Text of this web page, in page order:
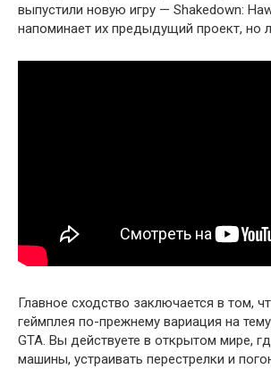
выпустили новую игру — Shakedown:
напоминает их предыдущий проект, но
Главное сходство заключается в том,
геймплея по-прежнему вариация на
GTA. Вы действуете в открытом мире,
машины, устраивать перестрелки и